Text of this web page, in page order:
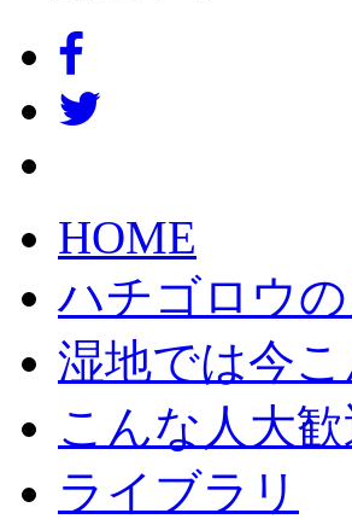
HOME
ハチゴロウ
湿地では今
こんな人大歓
ライブラリ